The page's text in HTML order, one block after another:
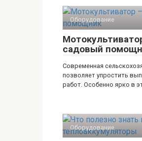
Оборудование
садовый
Современная
позволяет упростить
работ. Особенно ярко в
Оборудование